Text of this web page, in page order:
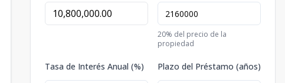
20% del precio de la
propiedad
Tasa de Interés Anual (%) Plazo del Préstamo (años)